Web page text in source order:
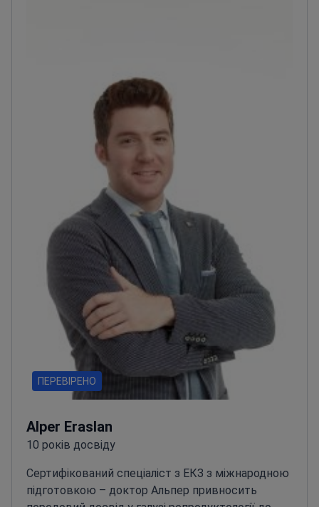
ПЕРЕВІРЕНО
Alper Eraslan
10 років досвіду
Сертифікований спеціаліст з ЕКЗ з міжнародною
підготовкою – доктор Альпер привносить